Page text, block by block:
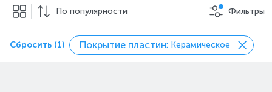
По популярности Фильтры
Сбросить (1) Покрытие пластин: Керамическое